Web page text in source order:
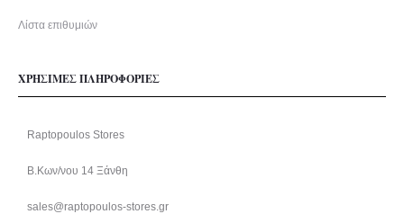
Λίστα επιθυμιών
ΧΡΗΣΙΜΕΣ ΠΛΗΡΟΦΟΡΙΕΣ
Raptopoulos Stores
Β.Κων/νου 14 Ξάνθη
sales@raptopoulos-stores.gr